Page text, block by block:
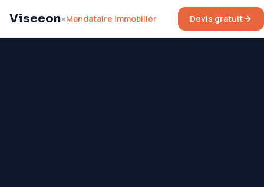
Viseeon×Mandataire Immobilier Devis gratuit